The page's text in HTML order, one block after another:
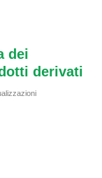
dei
derivati